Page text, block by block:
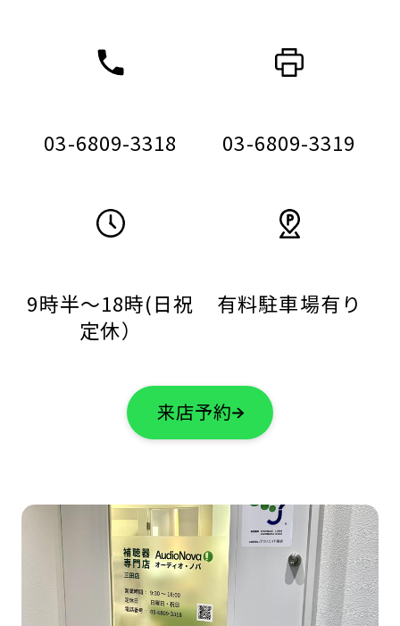
03-6809-3318 03-6809-3319
9時半～18時(日祝
定休）
有料駐車場有り
来店予約